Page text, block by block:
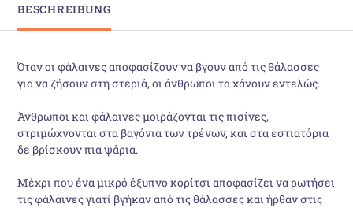
BESCHREIBUNG
Όταν οι φάλαινες αποφασίζουν να βγουν από τις θάλασσες
για να ζήσουν στη στεριά, οι άνθρωποι τα χάνουν εντελώς.
Άνθρωποι και φάλαινες μοιράζονται τις πισίνες,
στριμώχνονται στα βαγόνια των τρένων, και στα εστιατόρια
δε βρίσκουν πια ψάρια.
Μέχρι που ένα μικρό έξυπνο κορίτσι αποφασίζει να ρωτήσει
τις φάλαινες γιατί βγήκαν από τις θάλασσες και ήρθαν στις